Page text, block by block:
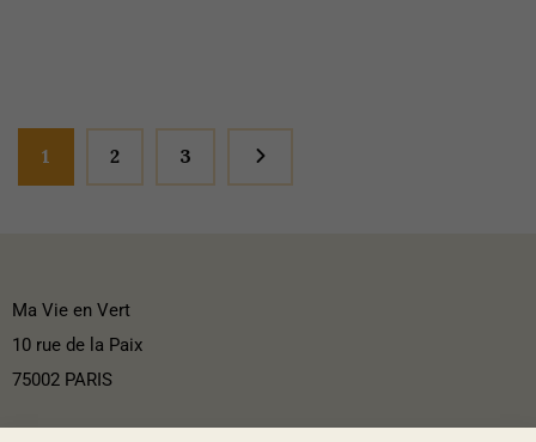
1 2 3
Ma Vie en Vert
10 rue de la Paix
75002 PARIS